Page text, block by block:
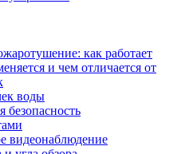
как работает
и чем отличается от
воды
видеонаблюдение